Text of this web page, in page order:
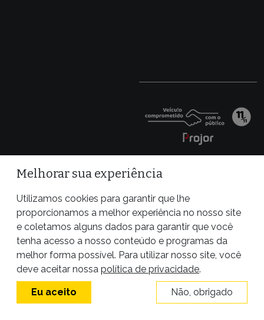
Site desenvolvido por
Melhorar sua experiência
Utilizamos cookies para garantir que lhe
proporcionamos a melhor experiência no nosso site
e coletamos alguns dados para garantir que você
tenha acesso a nosso conteúdo e programas da
melhor forma possível. Para utilizar nosso site, você
deve aceitar nossa política de privacidade.
Eu aceito Não, obrigado